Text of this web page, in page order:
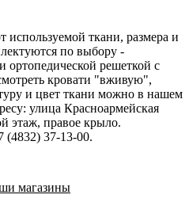
используемой ткани, размера и
по выбору -
ортопедической решеткой с
кровати "вживую",
и цвет ткани можно в нашем
улица Красноармейская
этаж, правое крыло.
(4832) 37-13-00.
магазины